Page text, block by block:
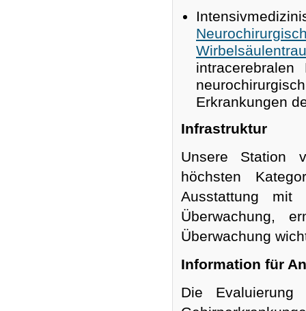
Erkrankungen
Infrastruktur
Unsere Station
höchsten
Ausstattung mit
Überwachung,
Überwachung
Information für
Die